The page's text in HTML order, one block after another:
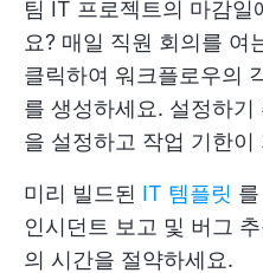
팀 IT 프로젝트의 마감
요? 매일 직원 회의를 여
클릭하여 워크플로우의
를 생성하세요. 설정하기
을 설정하고 작업 기한
미리 빌드된 IT 템플릿
인시던트 보고 및 버그
의 시간을 절약하세요.